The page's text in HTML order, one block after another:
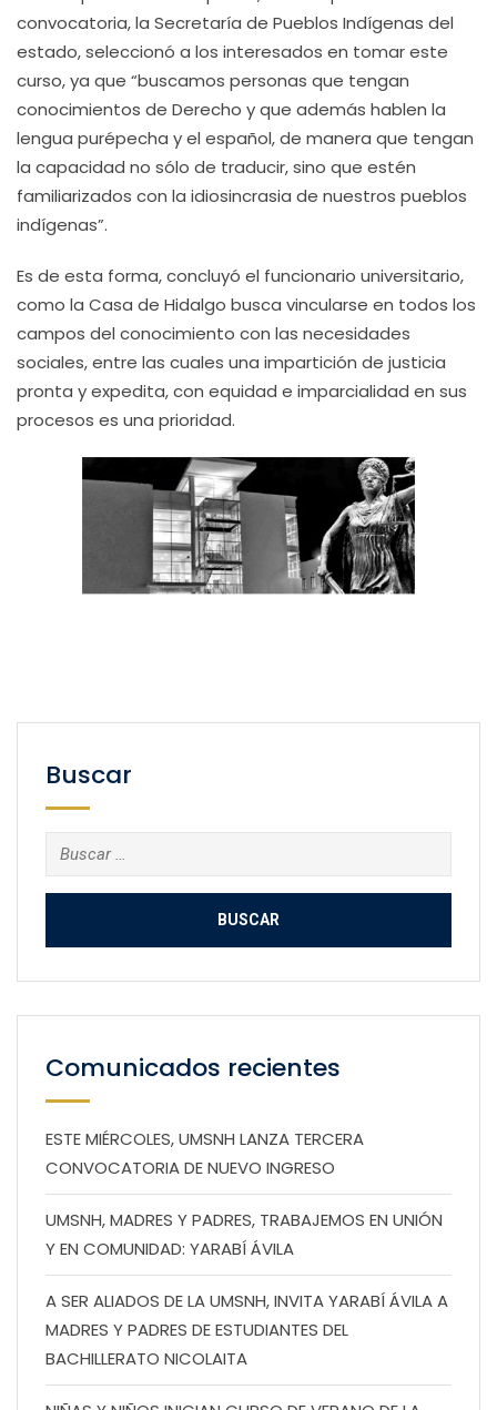
convocatoria, la Secretaría de Pueblos Indígenas del
estado, seleccionó a los interesados en tomar este
curso, ya que “buscamos personas que tengan
conocimientos de Derecho y que además hablen la
lengua purépecha y el español, de manera que tengan
la capacidad no sólo de traducir, sino que estén
familiarizados con la idiosincrasia de nuestros pueblos
indígenas”.
Es de esta forma, concluyó el funcionario universitario,
como la Casa de Hidalgo busca vincularse en todos los
campos del conocimiento con las necesidades
sociales, entre las cuales una impartición de justicia
pronta y expedita, con equidad e imparcialidad en sus
procesos es una prioridad.
Buscar
Buscar:
Comunicados recientes
ESTE MIÉRCOLES, UMSNH LANZA TERCERA
CONVOCATORIA DE NUEVO INGRESO
UMSNH, MADRES Y PADRES, TRABAJEMOS EN UNIÓN
Y EN COMUNIDAD: YARABÍ ÁVILA
A SER ALIADOS DE LA UMSNH, INVITA YARABÍ ÁVILA A
MADRES Y PADRES DE ESTUDIANTES DEL
BACHILLERATO NICOLAITA